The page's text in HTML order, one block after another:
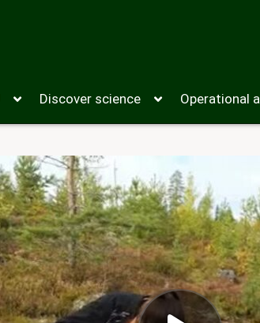
Discover science Operational